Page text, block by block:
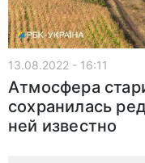
13.08.2022 - 16:11
Атмосфера
сохранилась
ней известно